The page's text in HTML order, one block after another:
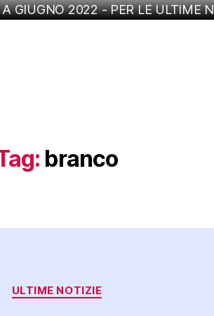
GIUGNO 2022 - PER LE ULTIME
branco
Categorie
ULTIME NOTIZIE